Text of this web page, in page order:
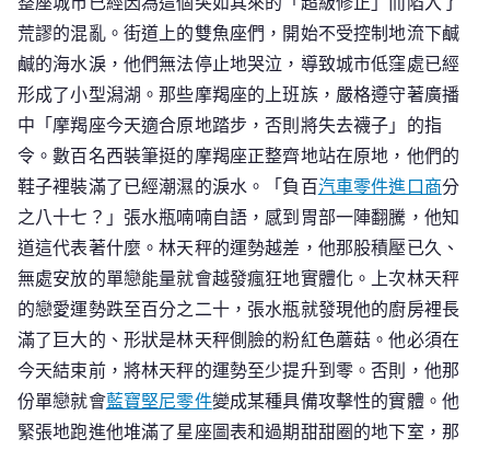
荒謬的混亂。街道上的雙魚座們，開始不受控制地流下鹹
鹹的海水淚，他們無法停止地哭泣，導致城市低窪處已經
形成了小型潟湖。那些摩羯座的上班族，嚴格遵守著廣播
中「摩羯座今天適合原地踏步，否則將失去襪子」的指
令。數百名西裝筆挺的摩羯座正整齊地站在原地，他們的
鞋子裡裝滿了已經潮濕的淚水。「負百汽車零件進口商分
之八十七？」張水瓶喃喃自語，感到胃部一陣翻騰，他知
道這代表著什麼。林天秤的運勢越差，他那股積壓已久、
無處安放的單戀能量就會越發瘋狂地實體化。上次林天秤
的戀愛運勢跌至百分之二十，張水瓶就發現他的廚房裡長
滿了巨大的、形狀是林天秤側臉的粉紅色蘑菇。他必須在
今天結束前，將林天秤的運勢至少提升到零。否則，他那
份單戀就會藍寶堅尼零件變成某種具備攻擊性的實體。他
緊張地跑進他堆滿了星座圖表和過期甜甜圈的地下室，那